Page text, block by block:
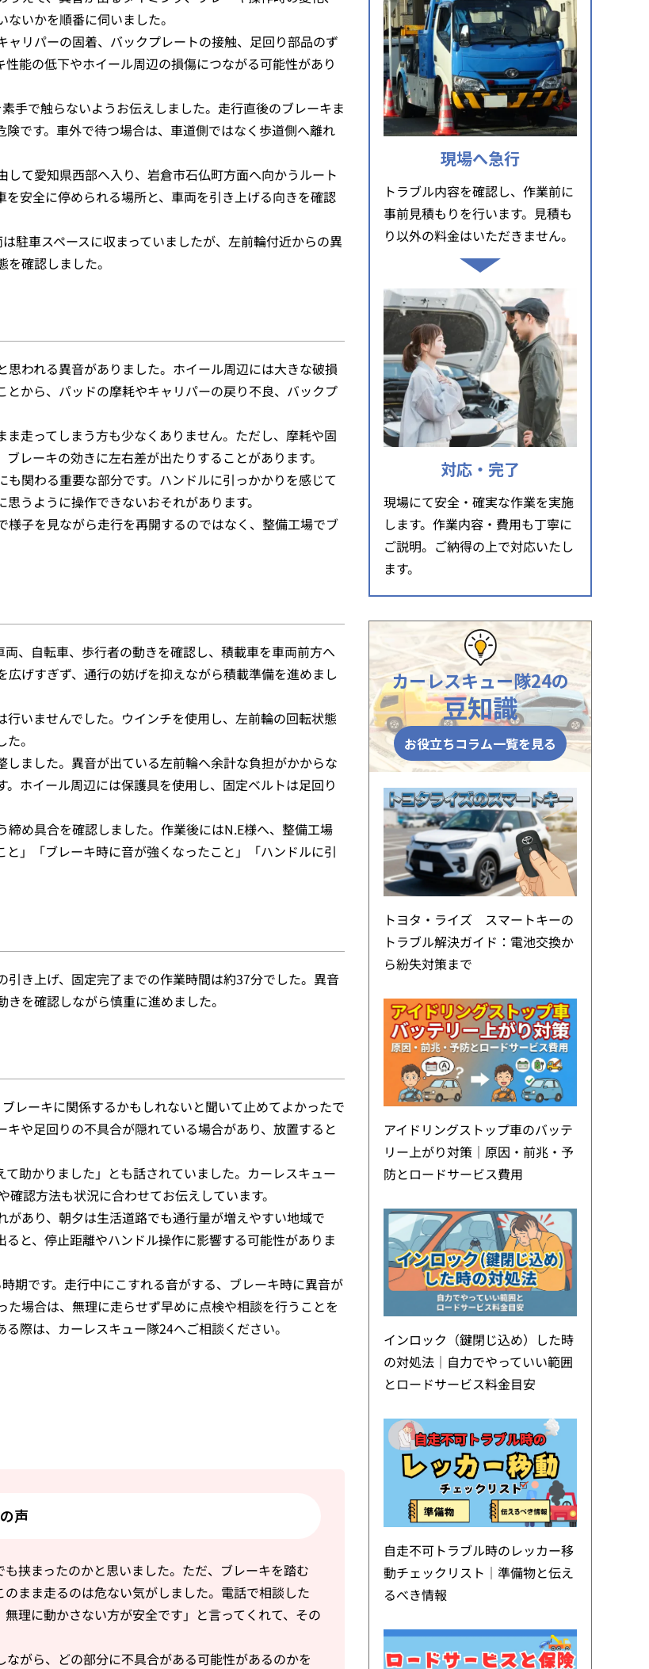
いかを順番に伺いました。
リパーの固着、バックプレートの接触、足回り部品のず
能の低下やホイール周辺の損傷につながる可能性があり
手で触らないようお伝えしました。走行直後のブレーキま
です。車外で待つ場合は、車道側ではなく歩道側へ離れ
て愛知県西部へ入り、岩倉市石仏町方面へ向かうルート
安全に停められる場所と、車両を引き上げる向きを確認
駐車スペースに収まっていましたが、左前輪付近からの異
確認しました。
われる異音がありました。ホイール周辺には大きな破損
から、パッドの摩耗やキャリパーの戻り不良、バックプ
走ってしまう方も少なくありません。ただし、摩耗や固
レーキの効きに左右差が出たりすることがあります。
関わる重要な部分です。ハンドルに引っかかりを感じて
うように操作できないおそれがあります。
子を見ながら走行を再開するのではなく、整備工場でブ
、自転車、歩行者の動きを確認し、積載車を車両前方へ
げすぎず、通行の妨げを抑えながら積載準備を進めまし
いませんでした。ウインチを使用し、左前輪の回転状態
。
ました。異音が出ている左前輪へ余計な負担がかからな
ホイール周辺には保護具を使用し、固定ベルトは足回り
め具合を確認しました。作業後にはN.E様へ、整備工場
」「ブレーキ時に音が強くなったこと」「ハンドルに引
き上げ、固定完了までの作業時間は約37分でした。異音
を確認しながら慎重に進めました。
レーキに関係するかもしれないと聞いて止めてよかったで
や足回りの不具合が隠れている場合があり、放置すると
助かりました」とも話されていました。カーレスキュー
認方法も状況に合わせてお伝えしています。
あり、朝夕は生活道路でも通行量が増えやすい地域で
と、停止距離やハンドル操作に影響する可能性がありま
期です。走行中にこすれる音がする、ブレーキ時に異音が
場合は、無理に走らせず早めに点検や相談を行うことを
際は、カーレスキュー隊24へご相談ください。
声
挟まったのかと思いました。ただ、ブレーキを踏む
まま走るのは危ない気がしました。電話で相談した
理に動かさない方が安全です」と言ってくれて、その
がら、どの部分に不具合がある可能性があるのかを
現場へ急行
トラブル内容を確認し、作業前に
事前見積もりを行います。見積も
り以外の料金はいただきません。
対応・完了
現場にて安全・確実な作業を実施
します。作業内容・費用も丁寧に
ご説明。ご納得の上で対応いたし
ます。
カーレスキュー隊24の
豆知識
お役立ちコラム一覧を見る
トヨタ・ライズ スマートキーの
トラブル解決ガイド：電池交換か
ら紛失対策まで
アイドリングストップ車のバッテ
リー上がり対策｜原因・前兆・予
防とロードサービス費用
インロック（鍵閉じ込め）した時
の対処法｜自力でやっていい範囲
とロードサービス料金目安
自走不可トラブル時のレッカー移
動チェックリスト｜準備物と伝え
るべき情報